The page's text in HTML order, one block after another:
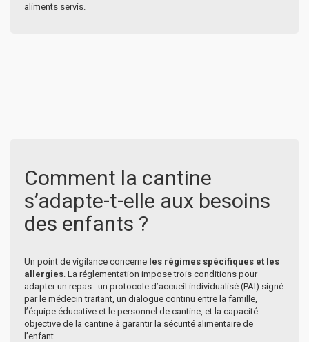
aliments servis.
Comment la cantine
s’adapte-t-elle aux besoins
des enfants ?
Un point de vigilance concerne les régimes spécifiques et les
allergies . La réglementation impose trois conditions pour
adapter un repas : un protocole d’accueil individualisé (PAI) signé
par le médecin traitant, un dialogue continu entre la famille,
l’équipe éducative et le personnel de cantine, et la capacité
objective de la cantine à garantir la sécurité alimentaire de
l’enfant.